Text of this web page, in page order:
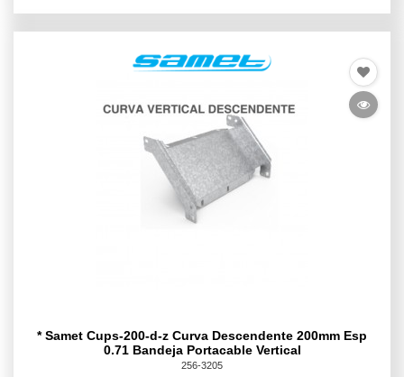
* Samet Cups-200-d-z Curva Descendente 200mm Esp
0.71 Bandeja Portacable Vertical
256-3205